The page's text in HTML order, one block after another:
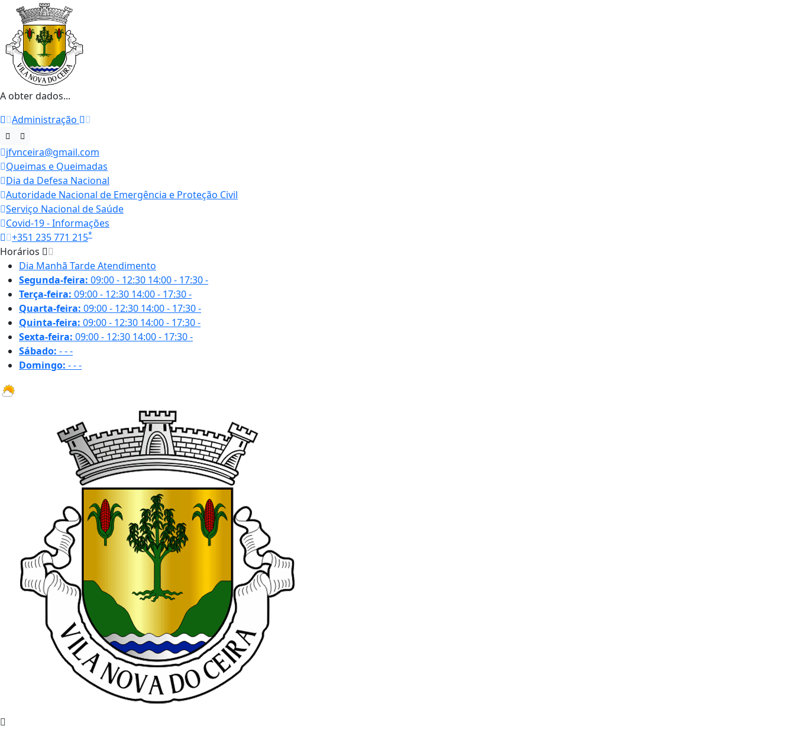
A obter dados...
Administração
jfvnceira@gmail.com
Queimas e Queimadas
Dia da Defesa Nacional
Autoridade Nacional de Emergência e Proteção Civil
Serviço Nacional de Saúde
Covid-19 - Informações
+351 235 771 215*
Horários
Dia Manhã TardeAtendimento
Segunda-feira: 09:00 - 12:30 14:00 - 17:30-
Terça-feira: 09:00 - 12:30 14:00 - 17:30-
Quarta-feira: 09:00 - 12:30 14:00 - 17:30-
Quinta-feira: 09:00 - 12:30 14:00 - 17:30-
Sexta-feira: 09:00 - 12:30 14:00 - 17:30-
Sábado: ---
Domingo: ---